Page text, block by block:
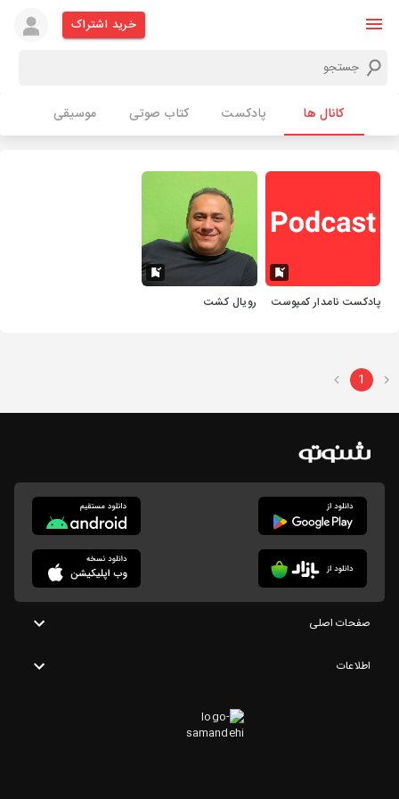
خرید اشتراک
کانال ها پادکست کتاب صوتی موسیقی
پادکست نامدار کمپوست رویال کشت
1
صفحات اصلی
اطلاعات